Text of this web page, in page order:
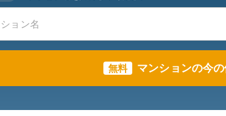
無料 マンションの今